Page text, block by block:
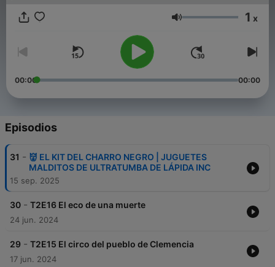
Volumen 1 x
00:00 00:00
Episodios
31 - 👹 EL KIT DEL CHARRO NEGRO | JUGUETES
MALDITOS DE ULTRATUMBA DE LÁPIDA INC
15 sep. 2025
30 - T2E16 El eco de una muerte
24 jun. 2024
29 - T2E15 El circo del pueblo de Clemencia
17 jun. 2024